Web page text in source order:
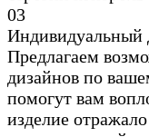
03
Индивидуальный
Предлагаем
дизайнов по
помогут вам
изделие